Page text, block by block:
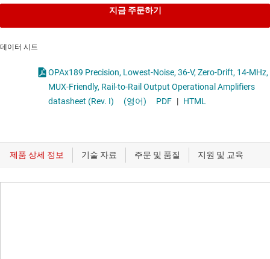
지금 주문하기
데이터 시트
OPAx189 Precision, Lowest-Noise, 36-V, Zero-Drift, 14-MHz,
MUX-Friendly, Rail-to-Rail Output Operational Amplifiers
datasheet (Rev. I)
(영어) PDF | HTML